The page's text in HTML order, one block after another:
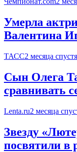
Умерла
Валентина
ТАСС2 месяца спустя
Сын Олега
сравнивать
Lenta.ru2 месяца
Звезду
посвятили в